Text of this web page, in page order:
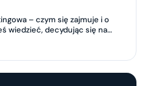
– czym się zajmuje i o
wiedzieć, decydując się na